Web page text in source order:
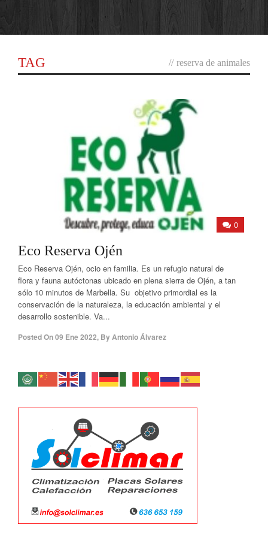
TAG // reserva de animales
0
Eco Reserva Ojén
Eco Reserva Ojén, ocio en familia. Es un refugio natural de
flora y fauna autóctonas ubicado en plena sierra de Ojén, a tan
sólo 10 minutos de Marbella. Su objetivo primordial es la
conservación de la naturaleza, la educación ambiental y el
desarrollo sostenible. Va...
Posted On09 Ene 2022, ByAntonio Álvarez